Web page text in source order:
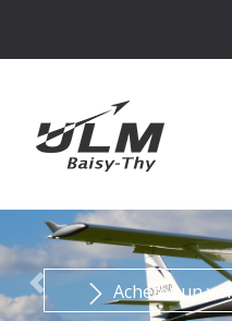
Previous Acheter un vol